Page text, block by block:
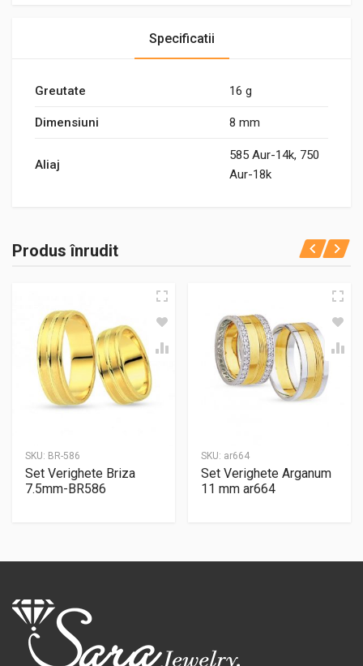
Specificatii
Greutate 16 g
Dimensiuni 8 mm
Aliaj
585 Aur-14k, 750
Aur-18k
Produs înrudit
SKU: BR-586
Set Verighete Briza
7.5mm-BR586
SKU: ar664
Set Verighete Arganum
11 mm ar664